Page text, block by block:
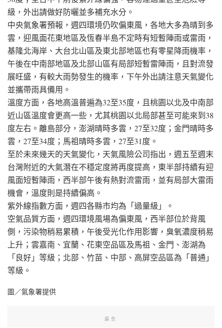
級，外出請做好防曬並多補充水分。
中央氣象署預報，週四環境仍吹偏東風，各地大多為晴到多
雲，迎風面花東地區及恆春半島不定時有短暫陣雨或雷雨，
基隆北海岸、大台北山區及東北部地區也有零星降雨機率，
午後在中南部地區及北部山區有局部短暫雷陣雨，且對流發
展旺盛，有較大雨勢發生的機率，下午外出請注意天氣變化
並攜帶雨具備用。
溫度方面，各地高溫普遍為32至35度，且桃園以北及中南部
近山區溫度會更高一些，尤其桃園以北局部甚至可能來到38
度左右。離島部分，澎湖晴時多雲，27至32度；金門晴時多
雲，27至34度；馬祖晴時多雲，27至31度。
至於未來幾天的天氣變化，天氣風險公司指出，週五至週末
台灣附近的大氣潛在不穩定度將再度提高，東半部持續有迎
風面短暫陣雨，西半部午後有熱對流雷雨，並有局部大雷雨
機會，溫度則是持續偏高。
紫外線指數方面，週四各縣市均為「過量級」。
空氣品質方面，週四環境風場為偏東風，西半部位於背風
側，污染物稍易累積，午後受光化作用影響，臭氧濃度稍易
上升；雲嘉南、宜蘭、花東空品區及馬祖、金門、澎湖為
「良好」等級；北部、竹苗、中部、高屏空品區為「普通」
等級。
圖／氣象署提供
廣告